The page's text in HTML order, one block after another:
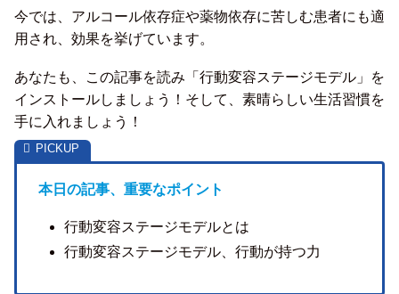
今では、アルコール依存症や薬物依存に苦しむ患者にも適
用され、効果を挙げています。
あなたも、この記事を読み「行動変容ステージモデル」を
インストールしましょう！そして、素晴らしい生活習慣を
手に入れましょう！
本日の記事、重要なポイント
行動変容ステージモデルとは
行動変容ステージモデル、行動が持つ力